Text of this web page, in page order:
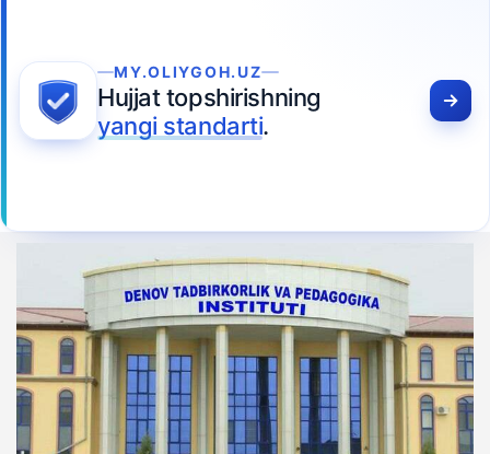
MY.OLIYGOH.UZ
Hujjat topshirishning
yangi standarti.